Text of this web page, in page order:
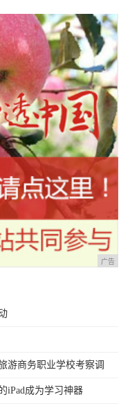
广告
游商务职业学校考察调
iPad成为学习神器